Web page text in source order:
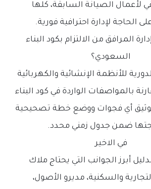
لأعمال الصيانة السابقة، كلها
الحاجة لإدارة احترافية فورية.
المرافق من الالتزام بكود البناء
السعودي؟
للأنظمة الإنشائية والكهربائية
بالمواصفات الواردة في كود البناء
أي فجوات ووضع خطة تصحيحية
ضمن جدول زمني محدد.
في الاخير
أبرز الجوانب التي يحتاج ملاك
والسكنية، مديرو الأصول،